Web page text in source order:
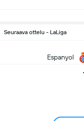
Seuraava ottelu - LaLiga
Espanyol